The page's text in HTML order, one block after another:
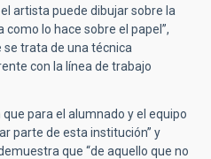
artista puede dibujar sobre la
lo hace sobre el papel”,
trata de una técnica
con la línea de trabajo
para el alumnado y el equipo
parte de esta institución” y
que “de aquello que no